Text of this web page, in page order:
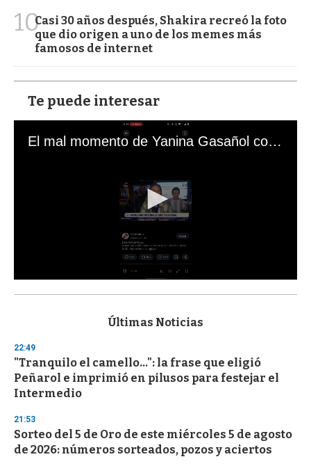
10Casi 30 años después, Shakira recreó la foto
que dio origen a uno de los memes más
famosos de internet
Te puede interesar
El mal momento de Yanina Gasañol con un hincha argentino en "Subrayado"
s
d
s
o
f
3
s
e
c
o
Últimas Noticias
22:49
"Tranquilo el camello...": la frase que eligió
Peñarol e imprimió en pilusos para festejar el
Intermedio
21:53
Sorteo del 5 de Oro de este miércoles 5 de agosto
de 2026: números sorteados, pozos y aciertos